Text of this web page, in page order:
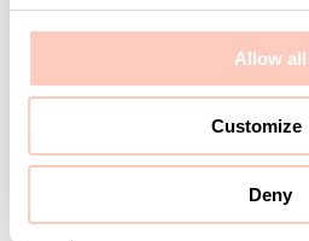
Allow all
Customize
Deny
Meddelande